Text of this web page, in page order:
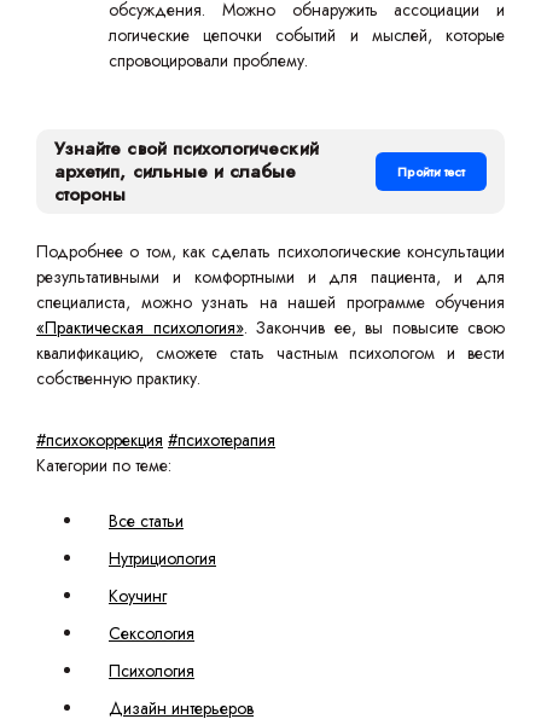
обсуждения. Можно обнаружить ассоциации и
логические цепочки событий и мыслей, которые
спровоцировали проблему.
Узнайте свой психологический
архетип, сильные и слабые
стороны
Пройти тест
Подробнее о том, как сделать психологические консультации
результативными и комфортными и для пациента, и для
специалиста, можно узнать на нашей программе обучения
«Практическая психология». Закончив ее, вы повысите свою
квалификацию, сможете стать частным психологом и вести
собственную практику.
#психокоррекция #психотерапия
Категории по теме:
Все статьи
Нутрициология
Коучинг
Сексология
Психология
Дизайн интерьеров